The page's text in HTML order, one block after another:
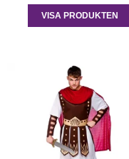
VISA PRODUKTEN